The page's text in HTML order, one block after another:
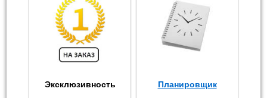
Эксклюзивность Планировщик